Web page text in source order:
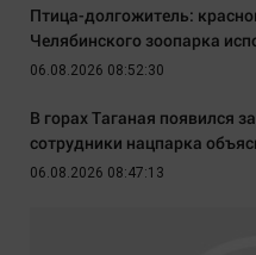
Птица-долгожитель:
Челябинского зоопарка
06.08.2026 08:52:30
В горах Таганая появился
сотрудники нацпарка
06.08.2026 08:47:13